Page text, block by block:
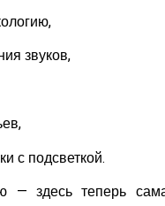
звуков,
с подсветкой.
— здесь теперь